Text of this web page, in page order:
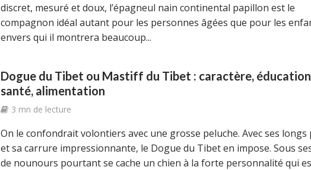
discret, mesuré et doux, l’épagneul nain continental papillon est le
compagnon idéal autant pour les personnes âgées que pour les
envers qui il montrera beaucoup...
Dogue du Tibet ou Mastiff du Tibet : caractère,
santé, alimentation
3 mn de lecture
On le confondrait volontiers avec une grosse peluche. Avec ses longs
et sa carrure impressionnante, le Dogue du Tibet en impose. Sous
de nounours pourtant se cache un chien à la forte personnalité qui